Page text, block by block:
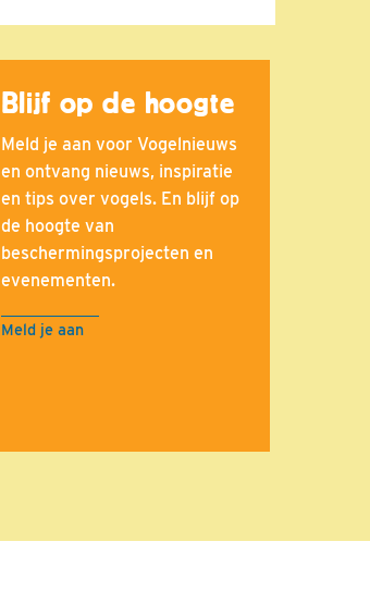
Blijf op de hoogte
Meld je aan voor Vogelnieuws
en ontvang nieuws, inspiratie
en tips over vogels. En blijf op
de hoogte van
beschermingsprojecten en
evenementen.
Meld je aan